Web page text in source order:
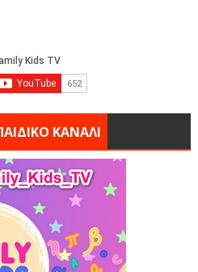
ΚΑΝΑΛΙ